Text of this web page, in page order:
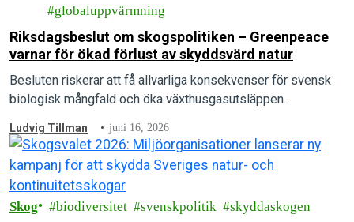
globaluppvärmning
Riksdagsbeslut om skogspolitiken – Greenpeace
varnar för ökad förlust av skyddsvärd natur
Besluten riskerar att få allvarliga konsekvenser för svensk
biologisk mångfald och öka växthusgasutsläppen.
Ludvig Tillman juni 16, 2026
Skog biodiversitet svenskpolitik skyddaskogen